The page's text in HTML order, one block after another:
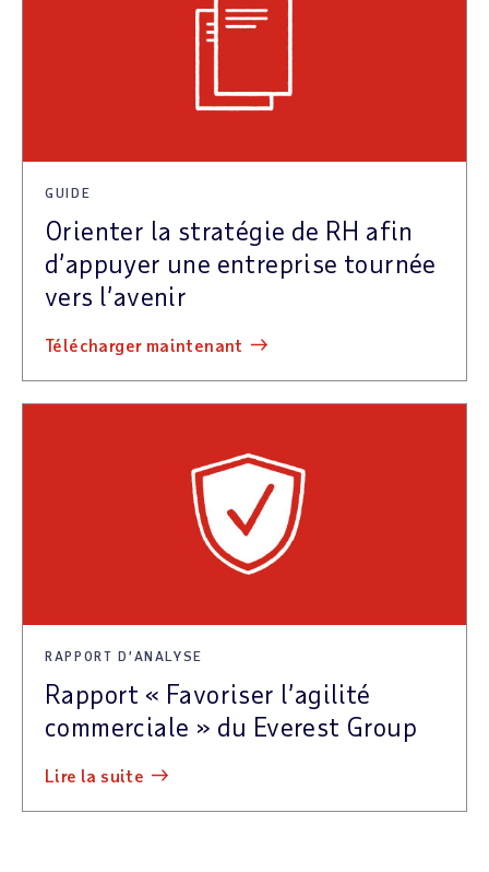
GUIDE
Orienter la stratégie de RH afin
d’appuyer une entreprise tournée
vers l’avenir
télécharger maintenant
RAPPORT D’ANALYSE
Rapport « Favoriser l’agilité
commerciale » du Everest Group
lire la suite